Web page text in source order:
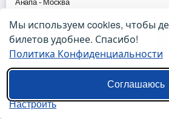
Анапа- Москва
от 2790 р.
на маршрутке
Анапа-Москва
Мы используем cookies, чтобы
билетов удобнее. Спасибо!
Политика Конфиденциальности
Соглашаюсь
Настроить